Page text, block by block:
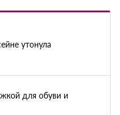
утонула
для обуви и